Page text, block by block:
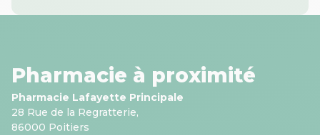
Pharmacie à proximité
Pharmacie Lafayette Principale
28 Rue de la Regratterie,
86000 Poitiers